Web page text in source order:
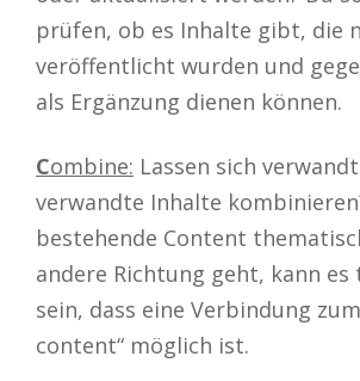
prüfen, ob es Inhalte gibt, die
veröffentlicht wurden und
als Ergänzung dienen können.
Combine: Lassen sich
verwandte Inhalte
bestehende Content
andere Richtung geht, kann
sein, dass eine Verbindung
content“ möglich ist.